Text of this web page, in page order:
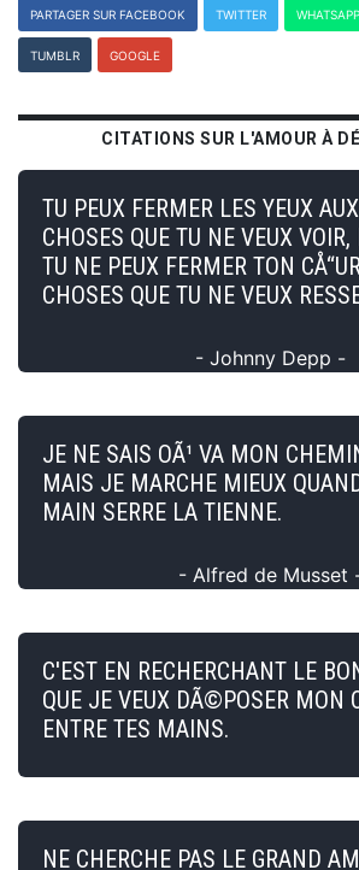
PARTAGER SUR FACEBOOK TWITTER WHATSAPP
TUMBLR GOOGLE
CITATIONS SUR L'AMOUR À
TU PEUX FERMER LES YEUX AUX
CHOSES QUE TU NE VEUX
TU NE PEUX FERMER TON
CHOSES QUE TU NE VEUX
- Johnny Depp -
JE NE SAIS OÃ¹ VA MON
MAIS JE MARCHE MIEUX
MAIN SERRE LA TIENNE.
- Alfred de Musset
C'EST EN RECHERCHANT LE
QUE JE VEUX DÃ©POSER MON
ENTRE TES MAINS.
NE CHERCHE PAS LE GRAND